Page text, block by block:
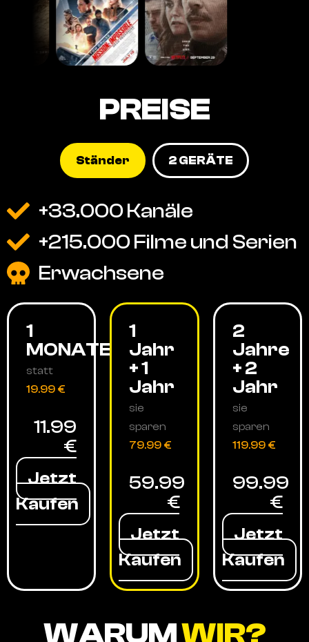
PREISE
Ständer 2 GERÄTE
+33.000 Kanäle
+215.000 Filme und Serien
Erwachsene
1
MONATE
statt
19.99 €
11.99
€
Jetzt
Kaufen
1
Jahr
+ 1
Jahr
sie
sparen
79.99 €
59.99
€
Jetzt
Kaufen
2
Jahre
+ 2
Jahr
sie
sparen
119.99 €
99.99
€
Jetzt
Kaufen
WARUMWIR?